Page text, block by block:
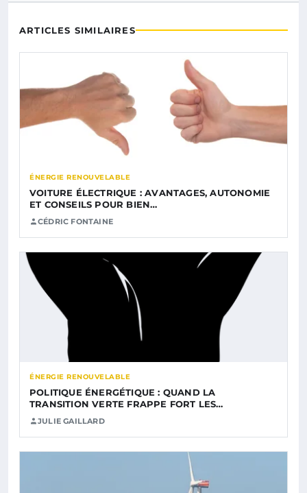
ARTICLES SIMILAIRES
ÉNERGIE RENOUVELABLE
VOITURE ÉLECTRIQUE : AVANTAGES, AUTONOMIE
ET CONSEILS POUR BIEN…
CÉDRIC FONTAINE
ÉNERGIE RENOUVELABLE
POLITIQUE ÉNERGÉTIQUE : QUAND LA
TRANSITION VERTE FRAPPE FORT LES…
JULIE GAILLARD